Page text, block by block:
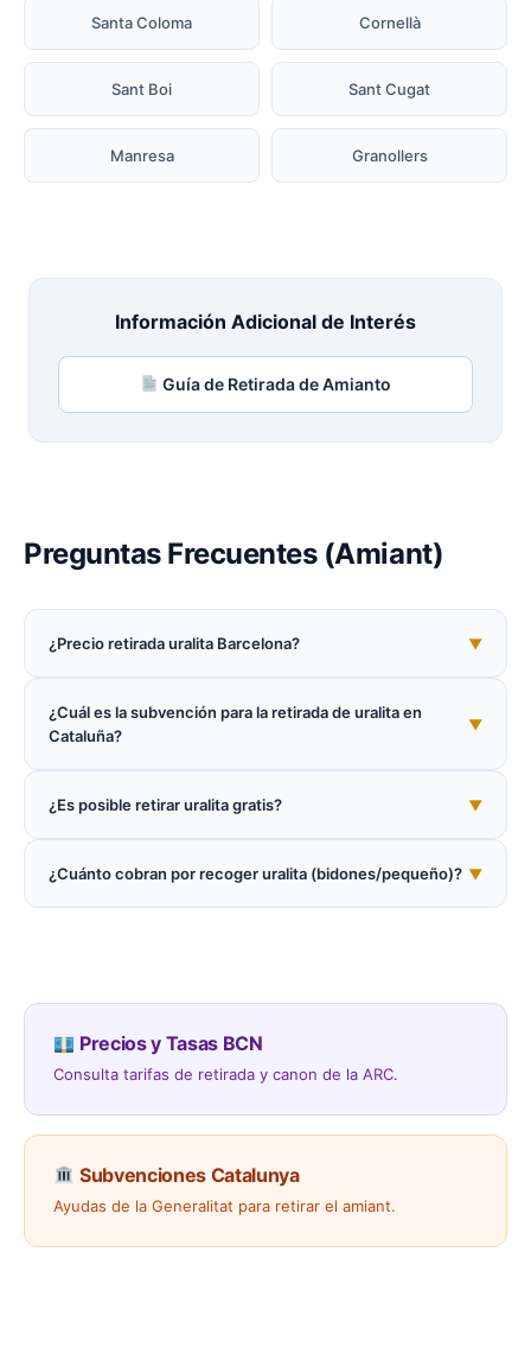
Santa Coloma Cornellà
Sant Boi Sant Cugat
Manresa Granollers
Información Adicional de Interés
Guía de Retirada de Amianto
Preguntas Frecuentes (Amiant)
¿Precio retirada uralita Barcelona? ▼
¿Cuál es la subvención para la retirada de uralita en
Cataluña?
▼
¿Es posible retirar uralita gratis? ▼
¿Cuánto cobran por recoger uralita (bidones/pequeño)? ▼
Precios y Tasas BCN
Consulta tarifas de retirada y canon de la ARC.
Subvenciones Catalunya
Ayudas de la Generalitat para retirar el amiant.